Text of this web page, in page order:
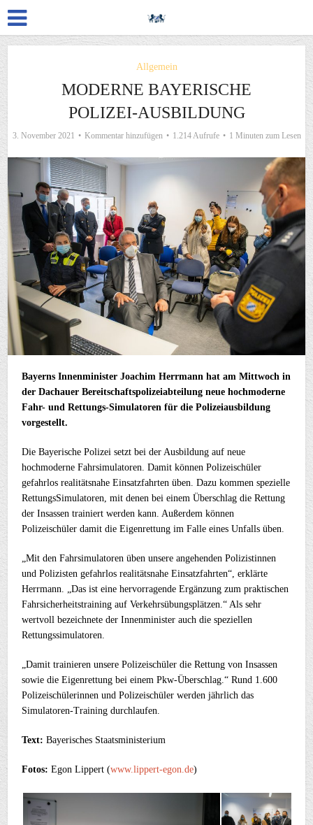
Allgemein
MODERNE BAYERISCHE
POLIZEI-AUSBILDUNG
3. November 2021 Kommentar hinzufügen 1.214 Aufrufe 1 Minuten zum Lesen
Bayerns Innenminister Joachim Herrmann hat am Mittwoch in
der Dachauer Bereitschaftspolizeiabteilung neue hochmoderne
Fahr- und Rettungs-Simulatoren für die Polizeiausbildung
vorgestellt.
Die Bayerische Polizei setzt bei der Ausbildung auf neue
hochmoderne Fahrsimulatoren. Damit können Polizeischüler
gefahrlos realitätsnahe Einsatzfahrten üben. Dazu kommen spezielle
RettungsSimulatoren, mit denen bei einem Überschlag die Rettung
der Insassen trainiert werden kann. Außerdem können
Polizeischüler damit die Eigenrettung im Falle eines Unfalls üben.
„Mit den Fahrsimulatoren üben unsere angehenden Polizistinnen
und Polizisten gefahrlos realitätsnahe Einsatzfahrten“, erklärte
Herrmann. „Das ist eine hervorragende Ergänzung zum praktischen
Fahrsicherheitstraining auf Verkehrsübungsplätzen.“ Als sehr
wertvoll bezeichnete der Innenminister auch die speziellen
Rettungssimulatoren.
„Damit trainieren unsere Polizeischüler die Rettung von Insassen
sowie die Eigenrettung bei einem Pkw-Überschlag.“ Rund 1.600
Polizeischülerinnen und Polizeischüler werden jährlich das
Simulatoren-Training durchlaufen.
Text: Bayerisches Staatsministerium
Fotos: Egon Lippert (www.lippert-egon.de)